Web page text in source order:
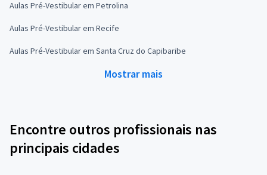
Aulas Pré-Vestibular em Petrolina
Aulas Pré-Vestibular em Recife
Aulas Pré-Vestibular em Santa Cruz do Capibaribe
Mostrar mais
Encontre outros profissionais nas
principais cidades